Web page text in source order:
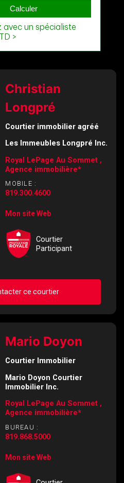
Christian
Longpré
Courtier immobilier agréé
Les Immeubles Longpré Inc.
Royal LePage Au Sommet ,
Agence immobilière*
MOBILE :
819.300.4600
Mon site Web
Courtier
Participant
ce courtier
infos sur
Mario Doyon
Courtier Immobilier
Mario Doyon Courtier
Immobilier Inc.
Royal LePage Au Sommet ,
Agence immobilière*
BUREAU :
819.868.5000
Mon site Web